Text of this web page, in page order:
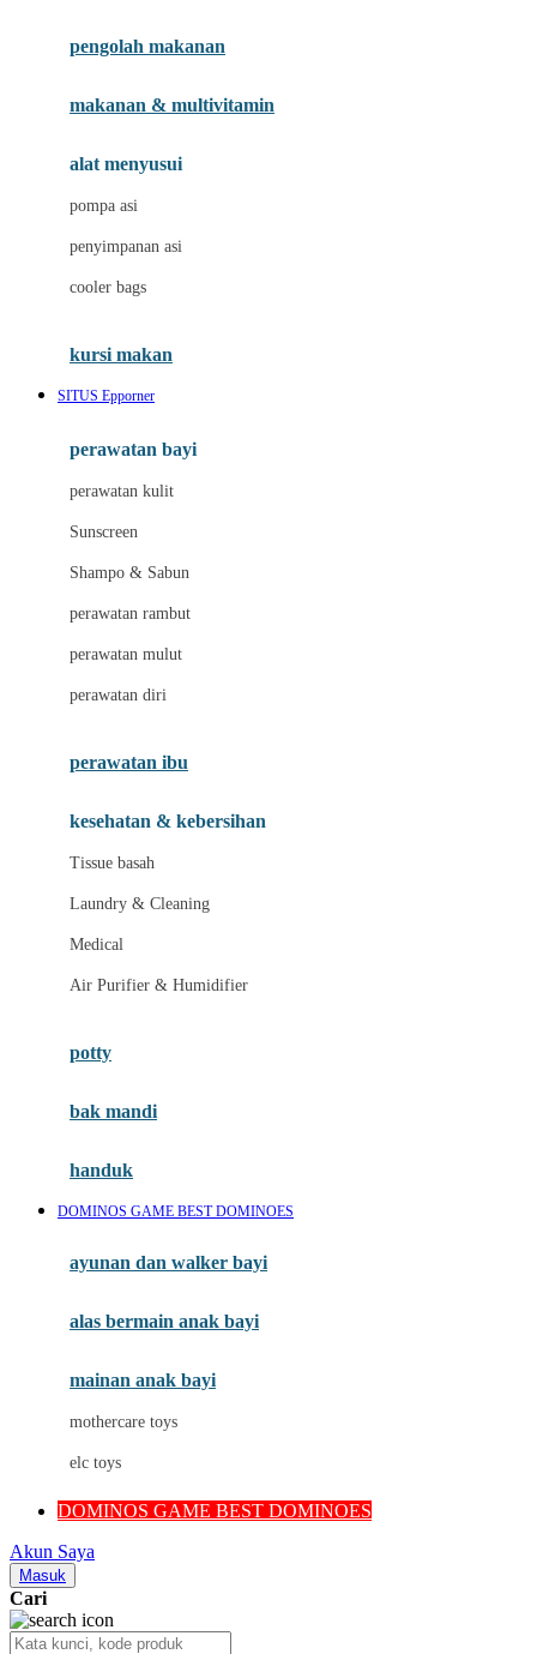
Joolz
Leclerc
Lee Vierra
Lillebaby
Little Bird Told Me
Little Miss Janis
London Taxi
Love To Dream
M
Magformers
Mamaway
Maxi Cosi
Megabloks
Micro
MiDeer
Moby
My Buddy Tag
My K
pengolah makanan
makanan & multivitamin
alat menyusui
pompa asi
penyimpanan asi
cooler bags
kursi makan
SITUS Epporner
perawatan bayi
perawatan kulit
Sunscreen
Shampo & Sabun
perawatan rambut
perawatan mulut
perawatan diri
perawatan ibu
kesehatan & kebersihan
Tissue basah
Laundry & Cleaning
Medical
Air Purifier & Humidifier
potty
bak mandi
handuk
DOMINOS GAME BEST DOMINOES
ayunan dan walker bayi
alas bermain anak bayi
mainan anak bayi
mothercare toys
elc toys
DOMINOS GAME BEST DOMINOES
Akun Saya
Masuk
Cari